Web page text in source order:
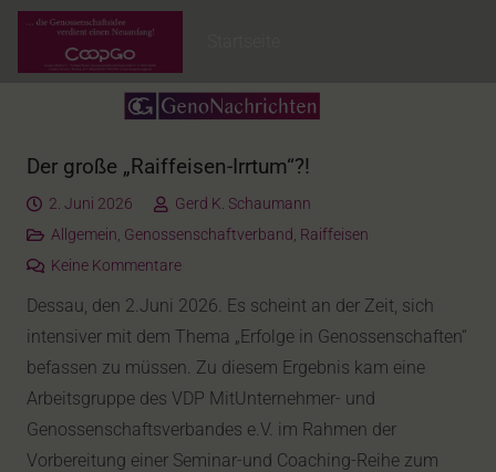
Der große „Raiffeisen-Irrtum“?!
2. Juni 2026
Gerd K. Schaumann
Allgemein, Genossenschaftverband, Raiffeisen
Keine Kommentare
Dessau, den 2.Juni 2026. Es scheint an der Zeit, sich
intensiver mit dem Thema „Erfolge in Genossenschaften“
befassen zu müssen. Zu diesem Ergebnis kam eine
Arbeitsgruppe des VDP MitUnternehmer- und
Genossenschaftsverbandes e.V. im Rahmen der
Vorbereitung einer Seminar-und Coaching-Reihe zum